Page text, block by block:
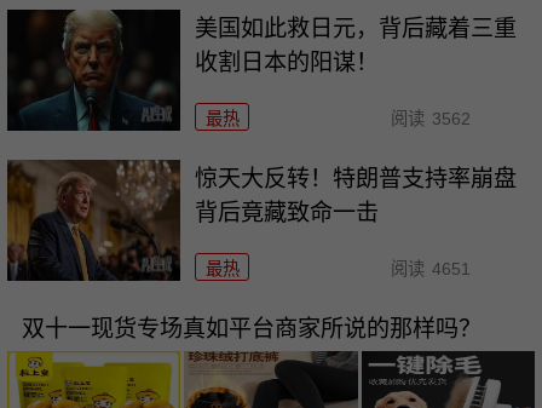
美国如此救日元，背后藏着三重
收割日本的阳谋！
最热 阅读 3562
惊天大反转！特朗普支持率崩盘
背后竟藏致命一击
最热 阅读 4651
双十一现货专场真如平台商家所说的那样吗？